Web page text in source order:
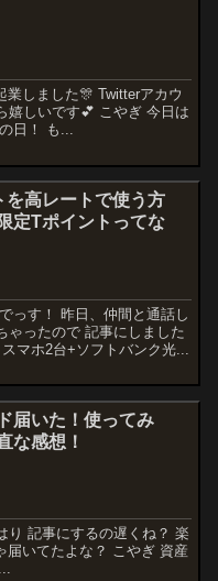
業しました🎊 Twitterアカウ
嬉しいです💕 こやぎ 今日は
日！ も...
を高レートで使う方
定Tポイントってな
っす！ 昨日、仲間と通話し
ゃったので 記事にしました
マホ2台+ソフトバンク光...
届いた！使ってみ
な感想！
り 記事にするの遅くね？ 楽
届いてたよな？ こやぎ 資産